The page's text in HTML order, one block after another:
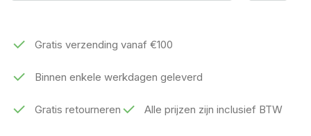
Gratis verzending vanaf €100
Binnen enkele werkdagen geleverd
Gratis retourneren Alle prijzen zijn inclusief BTW